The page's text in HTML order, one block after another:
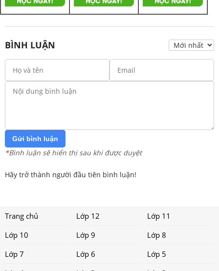
BÌNH LUẬN
Gửi bình luận
*Bình luận sẽ hiển thị sau khi được duyệt
Hãy trở thành người đầu tiên bình luận!
Trang chủ Lớp 12
Lớp 11
Lớp 10
Lớp 9
Lớp 8
Lớp 7
Lớp 6
Lớp 5